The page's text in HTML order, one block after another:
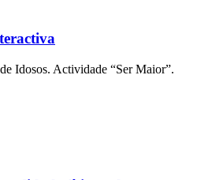
Idosos. Actividade “Ser Maior”.